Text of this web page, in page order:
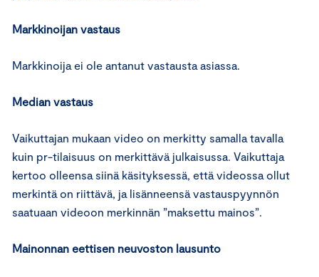
Markkinoijan vastaus
Markkinoija ei ole antanut vastausta asiassa.
Median vastaus
Vaikuttajan mukaan video on merkitty samalla tavalla
kuin pr-tilaisuus on merkittävä julkaisussa. Vaikuttaja
kertoo olleensa siinä käsityksessä, että videossa ollut
merkintä on riittävä, ja lisänneensä vastauspyynnön
saatuaan videoon merkinnän ”maksettu mainos”.
Mainonnan eettisen neuvoston lausunto